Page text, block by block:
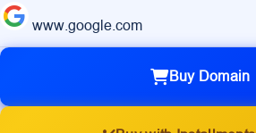
www.google.com
Buy Domain